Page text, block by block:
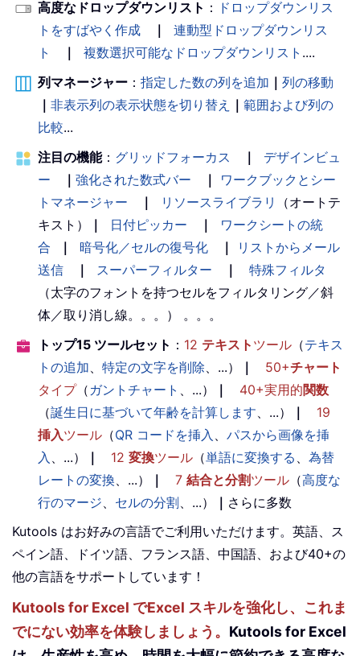
高度なドロップダウンリスト ： ドロップダウンリス
トをすばやく作成
｜
連動型ドロップダウンリス
ト
｜ 複数選択可能なドロップダウンリスト ....
列マネージャー ： 指定した数の列を追加 ｜ 列の移動
｜ 非表示列の表示状態を切り替え ｜ 範囲および列の
比較...
注目の機能： グリッドフォーカス ｜
デザインビュ
ー
｜ 強化された数式バー ｜
ワークブックとシー
トマネージャー
｜ リソースライブラリ
（オートテ
キスト）
｜ 日付ピッカー ｜
ワークシートの統
合
｜ 暗号化／セルの復号化 ｜
リストからメール
送信
｜ スーパーフィルター ｜
特殊フィルタ
（太字のフォントを持つセルをフィルタリング／斜
体／取り消し線。。。） 。。。
トップ15 ツールセット ： 12 テキスト ツール （テキス
トの追加、 特定の文字を削除、...） ｜ 50+チャート
タイプ（ ガントチャート 、...） ｜ 40+実用的関数
（誕生日に基づいて年齢を計算します、...） ｜
19
挿入ツール （QR コードを挿入 、 パスから画像を挿
入 、...） ｜ 12 変換ツール （単語に変換する 、 為替
レートの変換、...） ｜ 7 結合と分割ツール （高度な
行のマージ、 セルの分割、...） ｜ さらに多数
Kutools はお好みの言語でご利用いただけます。英語、ス
ペイン語、ドイツ語、フランス語、中国語、および40+の
他の言語をサポートしています！
Kutools for Excel でExcel スキルを強化し、これま
でにない効率を体験しましょう。 Kutools for Excel